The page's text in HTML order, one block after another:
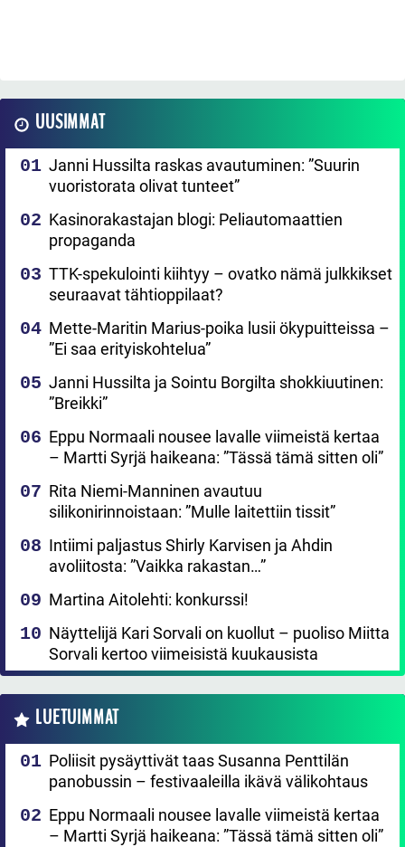
UUSIMMAT
Janni Hussilta raskas avautuminen: ”Suurin
vuoristorata olivat tunteet”
Kasinorakastajan blogi: Peliautomaattien
propaganda
TTK-spekulointi kiihtyy – ovatko nämä julkkikset
seuraavat tähtioppilaat?
Mette-Maritin Marius-poika lusii ökypuitteissa –
”Ei saa erityiskohtelua”
Janni Hussilta ja Sointu Borgilta shokkiuutinen:
”Breikki”
Eppu Normaali nousee lavalle viimeistä kertaa
– Martti Syrjä haikeana: ”Tässä tämä sitten oli”
Rita Niemi-Manninen avautuu
silikonirinnoistaan: ”Mulle laitettiin tissit”
Intiimi paljastus Shirly Karvisen ja Ahdin
avoliitosta: ”Vaikka rakastan…”
Martina Aitolehti: konkurssi!
Näyttelijä Kari Sorvali on kuollut – puoliso Miitta
Sorvali kertoo viimeisistä kuukausista
LUETUIMMAT
Poliisit pysäyttivät taas Susanna Penttilän
panobussin – festivaaleilla ikävä välikohtaus
Eppu Normaali nousee lavalle viimeistä kertaa
– Martti Syrjä haikeana: ”Tässä tämä sitten oli”